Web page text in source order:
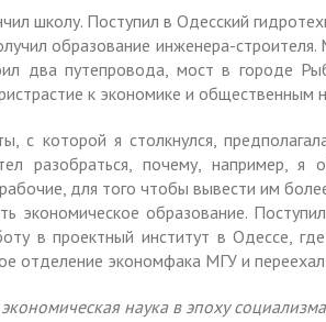
школу. Поступил в Одесский
образование инженера-
два путепровода, мост в городе
к экономике и общественным
с которой я столкнулся,
разобраться, почему, например, я
для того чтобы вывести им
экономическое образование.
в проектный институт в Одессе,
отделение экономфака МГУ и
наука в эпоху